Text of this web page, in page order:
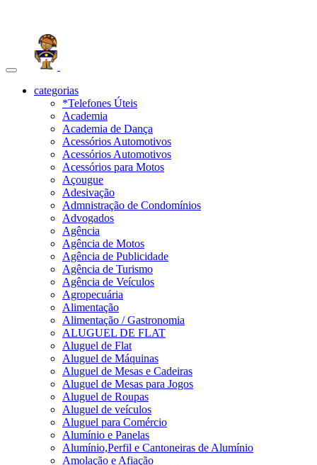
Toggle
navigationcategorias
*Telefones Úteis
Academia
Academia de Dança
Acessórios Automotivos
Acessórios Automotivos
Acessórios para Motos
Açougue
Adesivação
Admnistração de Condomínios
Advogados
Agência
Agência de Motos
Agência de Publicidade
Agência de Turismo
Agência de Veículos
Agropecuária
Alimentação
Alimentação / Gastronomia
ALUGUEL DE FLAT
Aluguel de Flat
Aluguel de Máquinas
Aluguel de Mesas e Cadeiras
Aluguel de Mesas para Jogos
Aluguel de Roupas
Aluguel de veículos
Aluguel para Comércio
Alumínio e Panelas
Alumínio,Perfil e Cantoneiras de Alumínio
Amolação e Afiação